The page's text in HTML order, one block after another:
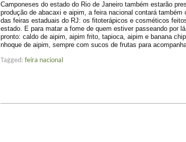
Camponeses do estado do Rio de Janeiro também estarão
produção de abacaxi e aipim, a feira nacional contará também
das feiras estaduais do RJ: os fitoterápicos e cosméticos
estado. E para matar a fome de quem estiver passeando por
pronto: caldo de aipim, aipim frito, tapioca, aipim e banana
nhoque de aipim, sempre com sucos de frutas para
Tagged: feira nacional